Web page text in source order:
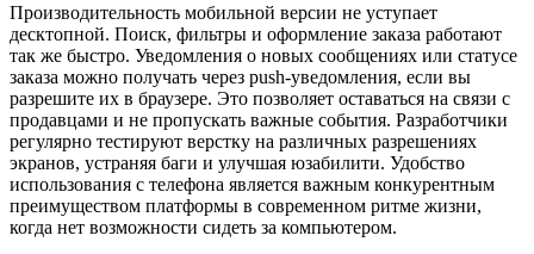
Производительность мобильной версии не уступает
десктопной. Поиск, фильтры и оформление заказа работают
так же быстро. Уведомления о новых сообщениях или статусе
заказа можно получать через push-уведомления, если вы
разрешите их в браузере. Это позволяет оставаться на связи с
продавцами и не пропускать важные события. Разработчики
регулярно тестируют верстку на различных разрешениях
экранов, устраняя баги и улучшая юзабилити. Удобство
использования с телефона является важным конкурентным
преимуществом платформы в современном ритме жизни,
когда нет возможности сидеть за компьютером.